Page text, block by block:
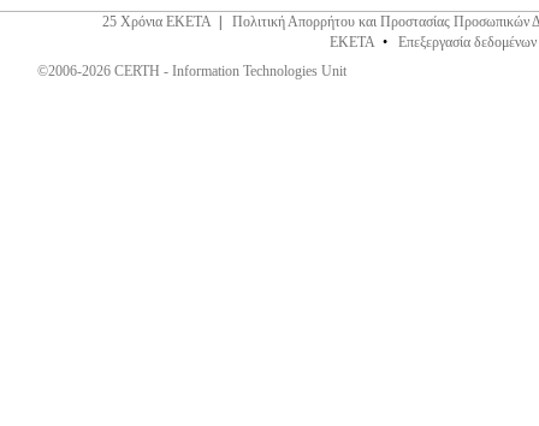
25 Χρόνια ΕΚΕΤΑ
Πολιτική Απορρήτου και Προστασίας Προσωπικών
ΕΚΕΤΑ • Επεξεργασία
©2006-2026 CERTH - Information Technologies Unit